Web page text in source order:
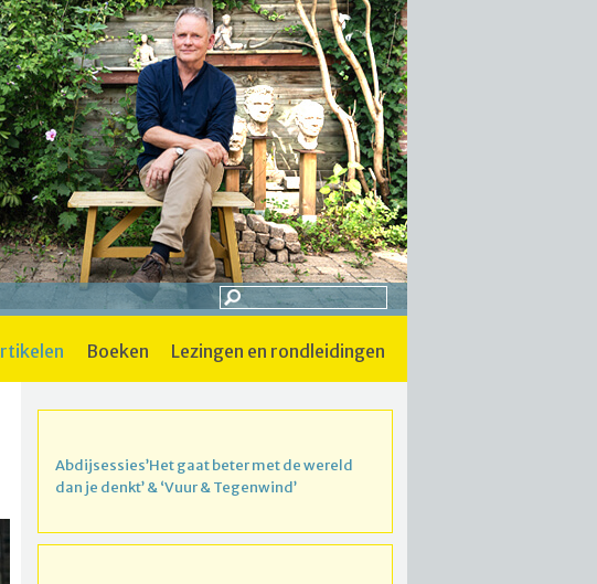
artikelen boeken lezingen en rondleidingen
Abdijsessies’Het gaat beter met de wereld
dan je denkt’ & ‘Vuur & Tegenwind’